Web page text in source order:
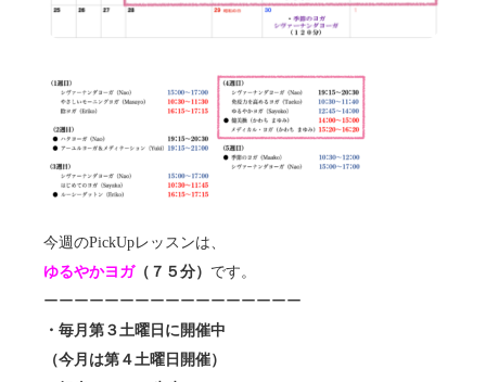
今週のPickUpレッスンは、
ゆるやかヨガ（７５分） です。
ーーーーーーーーーーーーーーーーー
・毎月第３土曜日に開催中
（今月は第４土曜日開催）